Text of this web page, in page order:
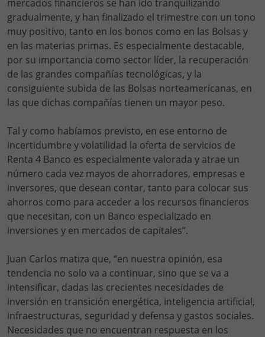
mercados financieros se han ido tranquilizando
gradualmente, y han finalizado el trimestre con un tono
muy positivo, tanto en los bonos como en las Bolsas y
en las materias primas. Es especialmente destacable,
por su importancia como sector líder, la recuperación
de las grandes compañías tecnológicas, y la
consiguiente subida de las Bolsas norteamericanas, en
las que dichas compañías tienen un mayor peso.
Tal y como habíamos previsto, en ese entorno de
incertidumbre y volatilidad la oferta de servicios de
Renta 4 Banco es especialmente valorada y atrae un
número cada vez mayos de ahorradores, empresas e
inversores, que desean contar, tanto para colocar sus
ahorros como para acceder a los recursos financieros
que necesitan, con un Banco especializado en
inversiones y en mercados de capitales”.
Juan Carlos matiza que, “en nuestra opinión, esa
tendencia no solo va a continuar, sino que se va a
intensificar, dadas las crecientes necesidades de
inversión en transición energética, inteligencia artificial,
infraestructuras, seguridad y defensa y gastos sociales.
Necesidades que no encuentran respuesta en los